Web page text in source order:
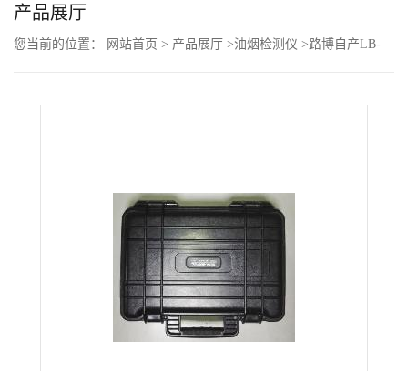
页
公
产品展厅
您当前的位置： 网站首页 > 产品展厅 >油烟检测仪 >路博自产LB-